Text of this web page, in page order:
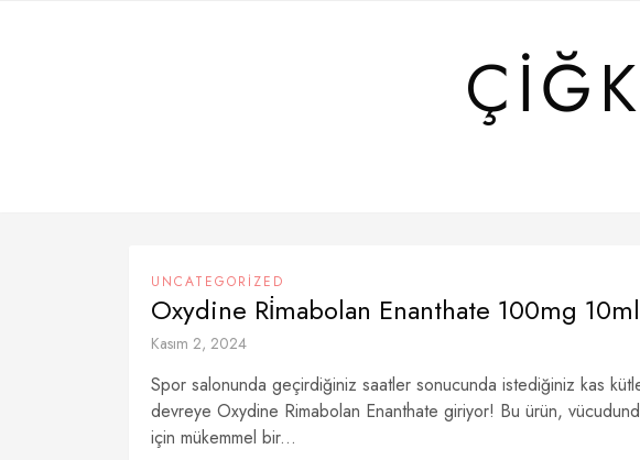
UNCATEGORIZED
Oxydine Ri̇mabolan Enanthate 100mg
Kasım 2, 2024
Spor salonunda geçirdiğiniz saatler sonucunda istediğiniz kas
devreye Oxydine Rimabolan Enanthate giriyor! Bu ürün,
için mükemmel bir...